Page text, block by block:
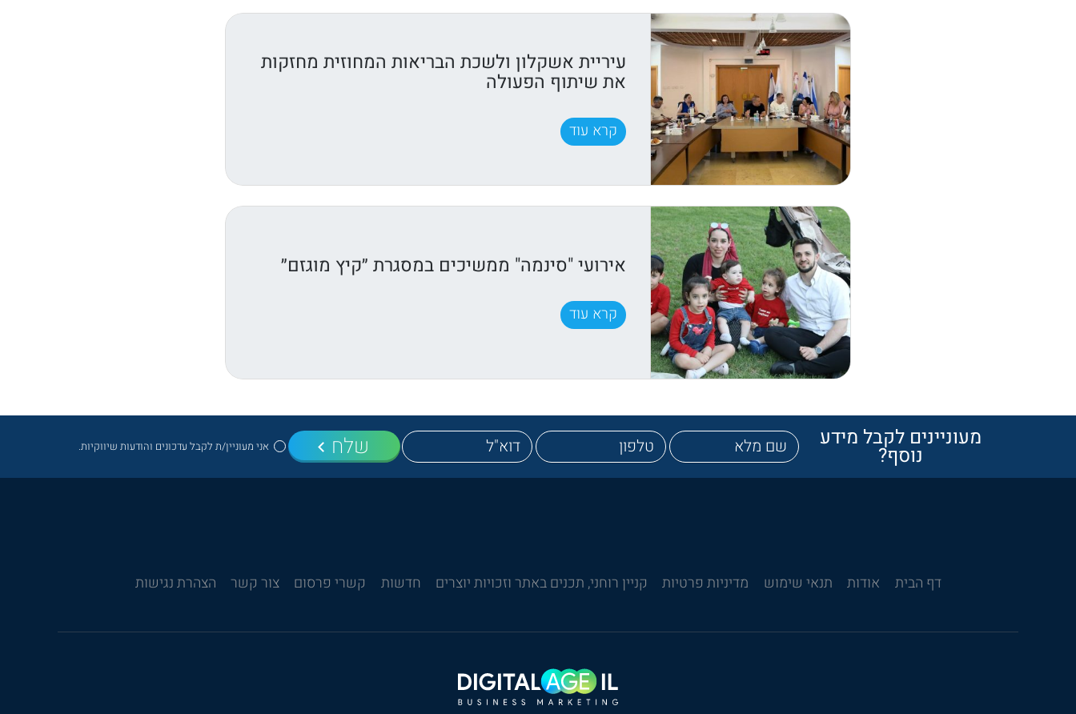
עיריית אשקלון ולשכת הבריאות המחוזית מחזקות
את שיתוף הפעולה
קרא עוד
אירועי "סינמה" ממשיכים במסגרת ״קיץ מוגזם״
קרא עוד
מעוניינים לקבל מידע
נוסף? אני מעוניין/ת לקבל עדכונים והודעות שיווקיות. שלח
דף הבית אודות תנאי שימוש מדיניות פרטיות קניין רוחני, תכנים באתר וזכויות יוצרים חדשות קשרי פרסום צור קשר הצהרת נגישות